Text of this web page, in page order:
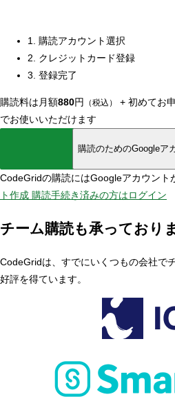
1. 購読アカウント選択
2. クレジットカード登録
3. 登録完了
購読料は月額880円 （税込） + 初めてお
でお使いいただけます
購読のためのGoogleア
CodeGridの購読にはGoogleアカウント
ト作成 購読手続き済みの方はログイン
チーム購読も承っており
CodeGridは、すでにいくつもの会社で
好評を得ています。